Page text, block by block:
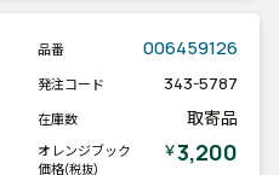
品番 006459126
発注コード 343-5787
在庫数 取寄品
オレンジブック
価格(税抜)
￥3,200